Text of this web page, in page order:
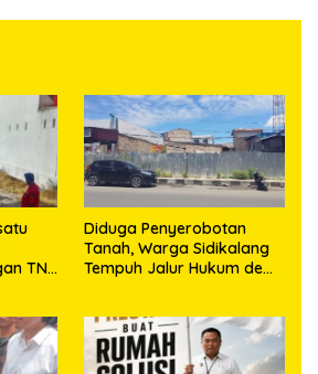
TNI
81
Diduga Penyerobotan
Tanah, Warga Sidikalang
Tempuh Jalur Hukum demi